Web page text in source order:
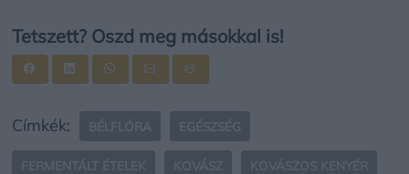
Tetszett? Oszd meg másokkal is!
Címkék: BÉLFLÓRA EGÉSZSÉG
FERMENTÁLT ÉTELEK KOVÁSZ KOVÁSZOS KENYÉR